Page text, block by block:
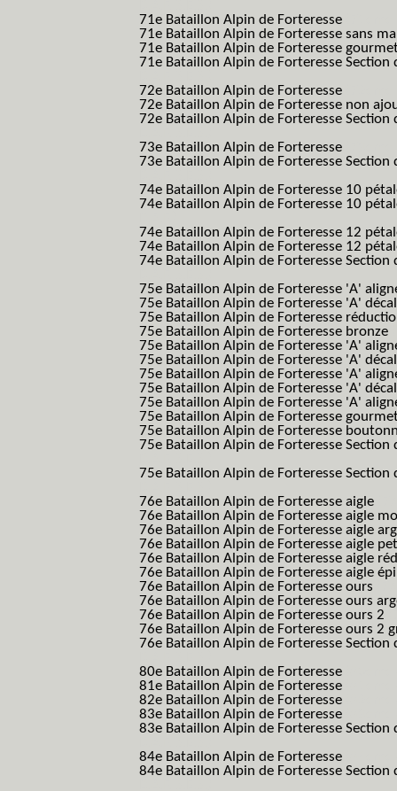
71e Bataillon Alpin de Forteresse
71e Bataillon Alpin de Forteresse sans
71e Bataillon Alpin de Forteresse
71e Bataillon Alpin de Forteresse
72e Bataillon Alpin de Forteresse
72e Bataillon Alpin de Forteresse non
72e Bataillon Alpin de Forteresse
73e Bataillon Alpin de Forteresse
73e Bataillon Alpin de Forteresse
74e Bataillon Alpin de Forteresse 10
74e Bataillon Alpin de Forteresse 10
74e Bataillon Alpin de Forteresse 12
74e Bataillon Alpin de Forteresse 12
74e Bataillon Alpin de Forteresse
75e Bataillon Alpin de Forteresse 'A'
75e Bataillon Alpin de Forteresse 'A'
75e Bataillon Alpin de Forteresse
75e Bataillon Alpin de Forteresse bronze
75e Bataillon Alpin de Forteresse 'A'
75e Bataillon Alpin de Forteresse 'A'
75e Bataillon Alpin de Forteresse 'A'
75e Bataillon Alpin de Forteresse 'A'
75e Bataillon Alpin de Forteresse 'A'
75e Bataillon Alpin de Forteresse
75e Bataillon Alpin de Forteresse
75e Bataillon Alpin de Forteresse
75e Bataillon Alpin de Forteresse
76e Bataillon Alpin de Forteresse aigle
76e Bataillon Alpin de Forteresse aigle
76e Bataillon Alpin de Forteresse aigle
76e Bataillon Alpin de Forteresse aigle
76e Bataillon Alpin de Forteresse aigle
76e Bataillon Alpin de Forteresse aigle
76e Bataillon Alpin de Forteresse ours
76e Bataillon Alpin de Forteresse ours
76e Bataillon Alpin de Forteresse ours 2
76e Bataillon Alpin de Forteresse ours 2
76e Bataillon Alpin de Forteresse
80e Bataillon Alpin de Forteresse
81e Bataillon Alpin de Forteresse
82e Bataillon Alpin de Forteresse
83e Bataillon Alpin de Forteresse
83e Bataillon Alpin de Forteresse
84e Bataillon Alpin de Forteresse
84e Bataillon Alpin de Forteresse